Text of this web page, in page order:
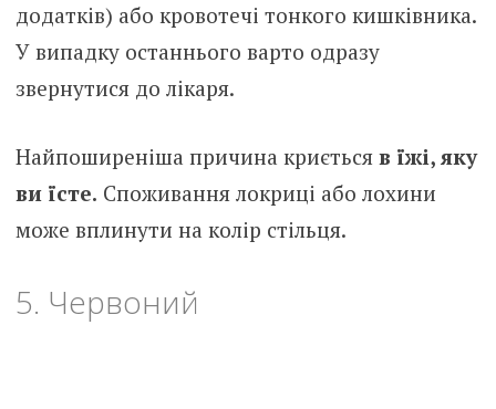
додатків) або кровотечі тонкого кишківника.
У випадку останнього варто одразу
звернутися до лікаря.
Найпоширеніша причина криється в їжі, яку
ви їсте. Споживання локриці або лохини
може вплинути на колір стільця.
5. Червоний